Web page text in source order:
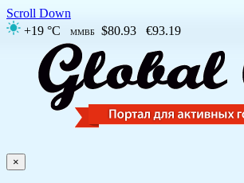
Scroll Down
+19 °C
ММВБ $80.93 €93.19
×